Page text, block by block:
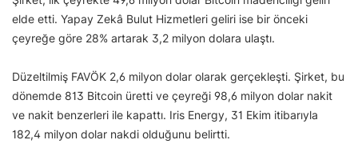
elde etti. Yapay Zekâ Bulut Hizmetleri geliri ise bir önceki
çeyreğe göre 28% artarak 3,2 milyon dolara ulaştı.
Düzeltilmiş FAVÖK 2,6 milyon dolar olarak gerçekleşti. Şirket, bu
dönemde 813 Bitcoin üretti ve çeyreği 98,6 milyon dolar nakit
ve nakit benzerleri ile kapattı. Iris Energy, 31 Ekim itibarıyla
182,4 milyon dolar nakdi olduğunu belirtti.